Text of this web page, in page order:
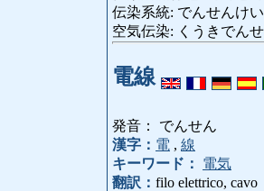
伝染系統: でんせんけい
空気伝染: くうきでんせ
電線
発音： でんせん
漢字： 電 , 線
キーワード：
電気
翻訳： filo elettrico, cavo